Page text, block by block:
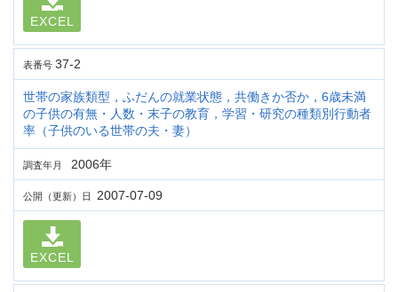
EXCEL
表番号 37-2
世帯の家族類型，ふだんの就業状態，共働きか否か，6歳未満
の子供の有無・人数・末子の教育，学習・研究の種類別行動者
率（子供のいる世帯の夫・妻）
調査年月 2006年
公開（更新）日 2007-07-09
EXCEL